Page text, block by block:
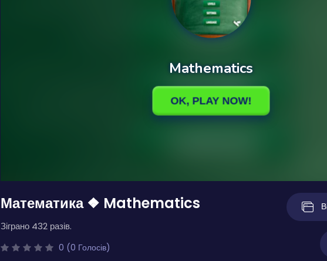
Математика ❖ Mathematics
Зіграно 432 разів.
0 (0 Голосів)